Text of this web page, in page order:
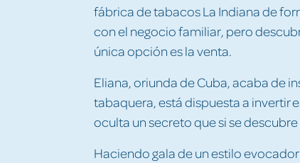
fábrica de tabacos La Indiana de
con el negocio familiar, pero
única opción es la venta.
Eliana, oriunda de Cuba, acaba de
tabaquera, está dispuesta a invertir
oculta un secreto que si se
Haciendo gala de un estilo